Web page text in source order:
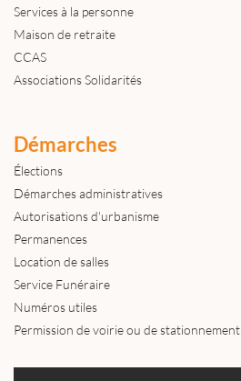
Services à la personne
Maison de retraite
CCAS
Associations Solidarités
Démarches
Élections
Démarches administratives
Autorisations d'urbanisme
Permanences
Location de salles
Service Funéraire
Numéros utiles
Permission de voirie ou de stationnement